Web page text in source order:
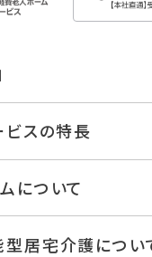
ビスの特長
について
居宅介護につい